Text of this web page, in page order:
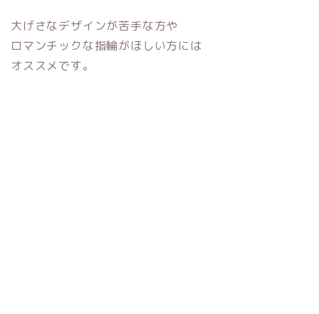
大げさなデザインが苦手な方や
ロマンチックな指輪がほしい方には
オススメです。